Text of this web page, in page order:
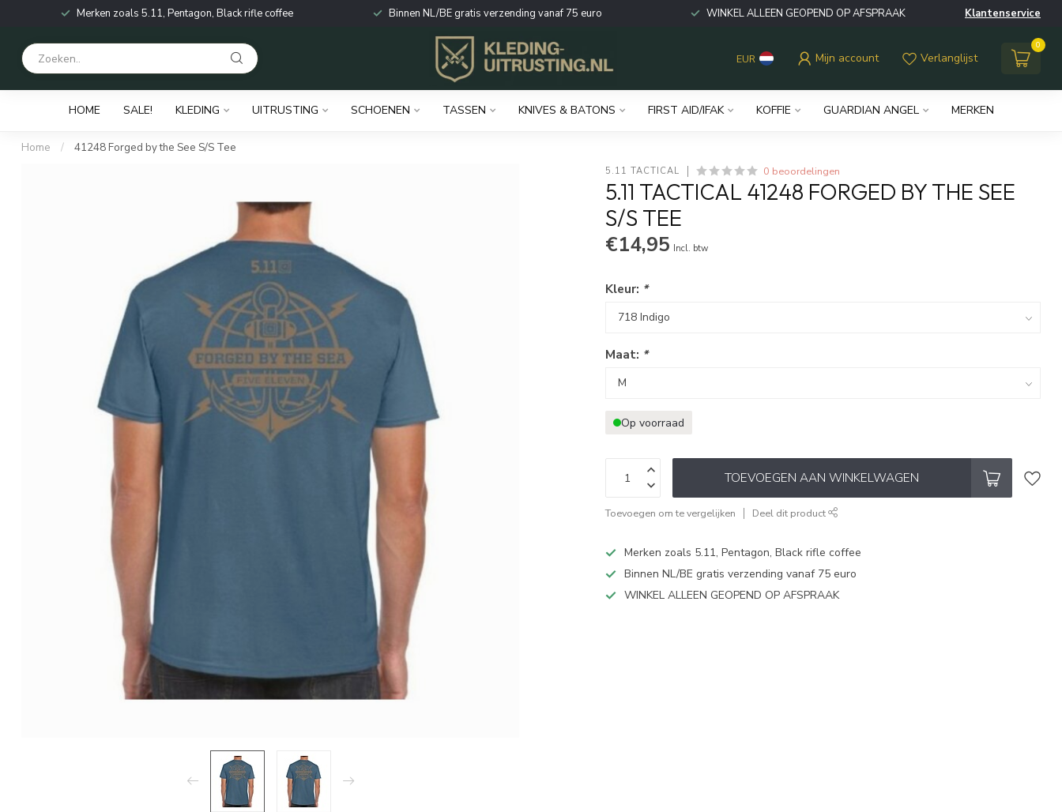
Merken zoals 5.11, Pentagon, Black rifle coffee Binnen NL/BE gratis verzending vanaf 75 euro WINKEL ALLEEN GEOPEND OP AFSPRAAK Klantenservice
EUR Mijn account Verlanglijst
0
HOME SALE! KLEDING UITRUSTING SCHOENEN TASSEN KNIVES & BATONS FIRST AID/IFAK KOFFIE GUARDIAN ANGEL MERKEN
Home / 41248 Forged by the See S/S Tee
5.11 TACTICAL 0 beoordelingen
5.11 TACTICAL 41248 FORGED BY THE SEE
S/S TEE
€14,95 Incl. btw
Kleur: *
Maat: *
Op voorraad
TOEVOEGEN AAN WINKELWAGEN
Toevoegen om te vergelijken Deel dit product
Merken zoals 5.11, Pentagon, Black rifle coffee
Binnen NL/BE gratis verzending vanaf 75 euro
WINKEL ALLEEN GEOPEND OP AFSPRAAK